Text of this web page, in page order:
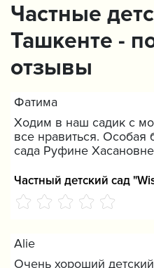
Частные
Ташкенте -
отзывы
Фатима
Ходим в наш садик с
все нравиться. Особая
сада Руфине
интересно, дошкольная
ребенок без
кружков
в сад. Особая
воспитателю Мадине
Частный детский сад
Alie
Очень хороший